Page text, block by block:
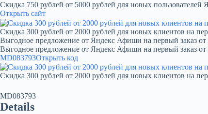
Скидка 750 рублей от 5000 рублей для новых
Открыть сайт
Скидка 300 рублей от 2000 рублей для новых клиентов на
Выгодное предложение от Яндекс Афиши на первый заказ от
Выгодное предложение от Яндекс Афиши на первый заказ от
MD083793Открыть код
Скидка 300 рублей от 2000 рублей для новых клиентов на
MD083793
Details